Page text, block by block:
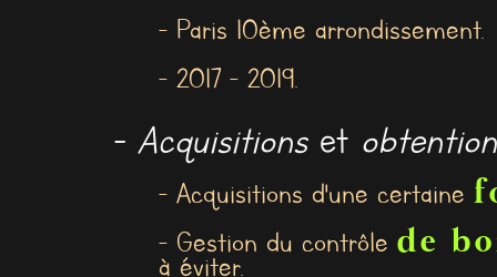
- Paris 10ème arrondissement.
- 2017 - 2019.
- Acquisitionset
- Acquisitions d'une certaine
- Gestion du contrôle de
à éviter.